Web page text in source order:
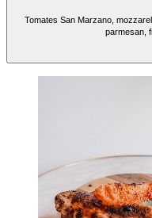
Tomates San Marzano,
parmesan,